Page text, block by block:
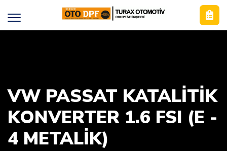
VW PASSAT KATALİTİK
KONVERTER 1.6 FSI (E -
4 METALIK)